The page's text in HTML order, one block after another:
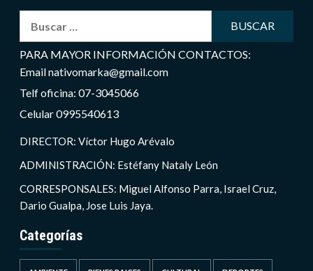
PARA MAYOR INFORMACIÓN CONTACTOS:
Email nativomarka@gmail.com
Telf oficina: 07-3045066
Celular 0995540613
DIRECTOR: Víctor Hugo Arévalo
ADMINISTRACIÓN: Estéfany Nataly León
CORRESPONSALES: Miguel Alfonso Parra, Israel Cruz,
Dario Gualpa, Jose Luis Jaya.
Categorías